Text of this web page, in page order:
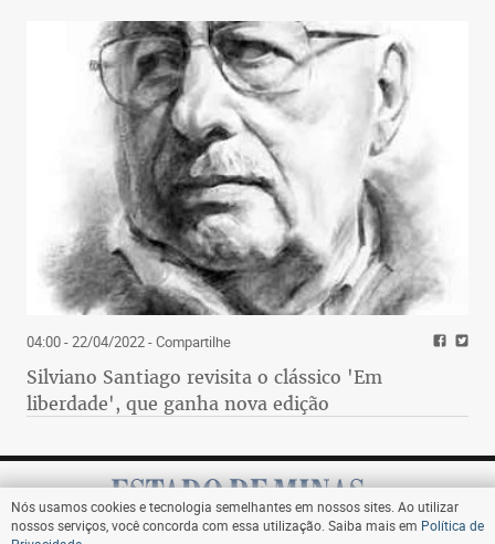
04:00 - 22/04/2022- Compartilhe
Silviano Santiago revisita o clássico 'Em
liberdade', que ganha nova edição
Nós usamos cookies e tecnologia semelhantes em nossos sites. Ao utilizar
nossos serviços, você concorda com essa utilização. Saiba mais em Política de